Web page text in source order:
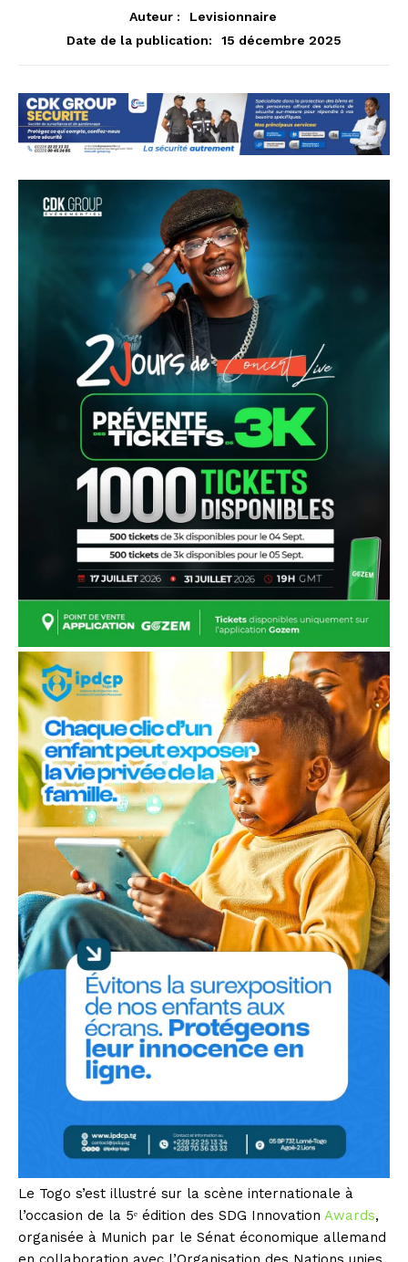
Auteur :
Levisionnaire
Date de la publication:
15 décembre 2025
Le Togo s’est illustré sur la scène internationale à
l’occasion de la 5ᵉ édition des SDG Innovation Awards,
organisée à Munich par le Sénat économique allemand